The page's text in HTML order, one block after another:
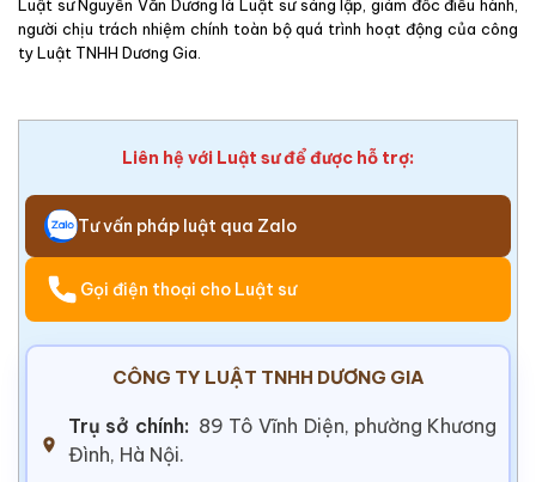
Luật sư Nguyễn Văn Dương là Luật sư sáng lập, giám đốc điều hành,
người chịu trách nhiệm chính toàn bộ quá trình hoạt động của công
ty Luật TNHH Dương Gia.
Liên hệ với Luật sư để được hỗ trợ:
Tư vấn pháp luật qua Zalo
Gọi điện thoại cho Luật sư
CÔNG TY LUẬT TNHH DƯƠNG GIA
Trụ sở chính: 89 Tô Vĩnh Diện, phường Khương
Đình, Hà Nội.